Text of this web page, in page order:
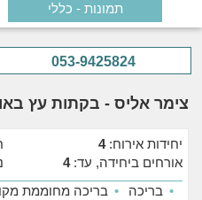
תמונות - כללי
053-9425824
צימר אליס - בקתות עץ
יחידות אירוח:4
אורחים ביחידה, עד:4
• בריכה • בריכה מחוממת